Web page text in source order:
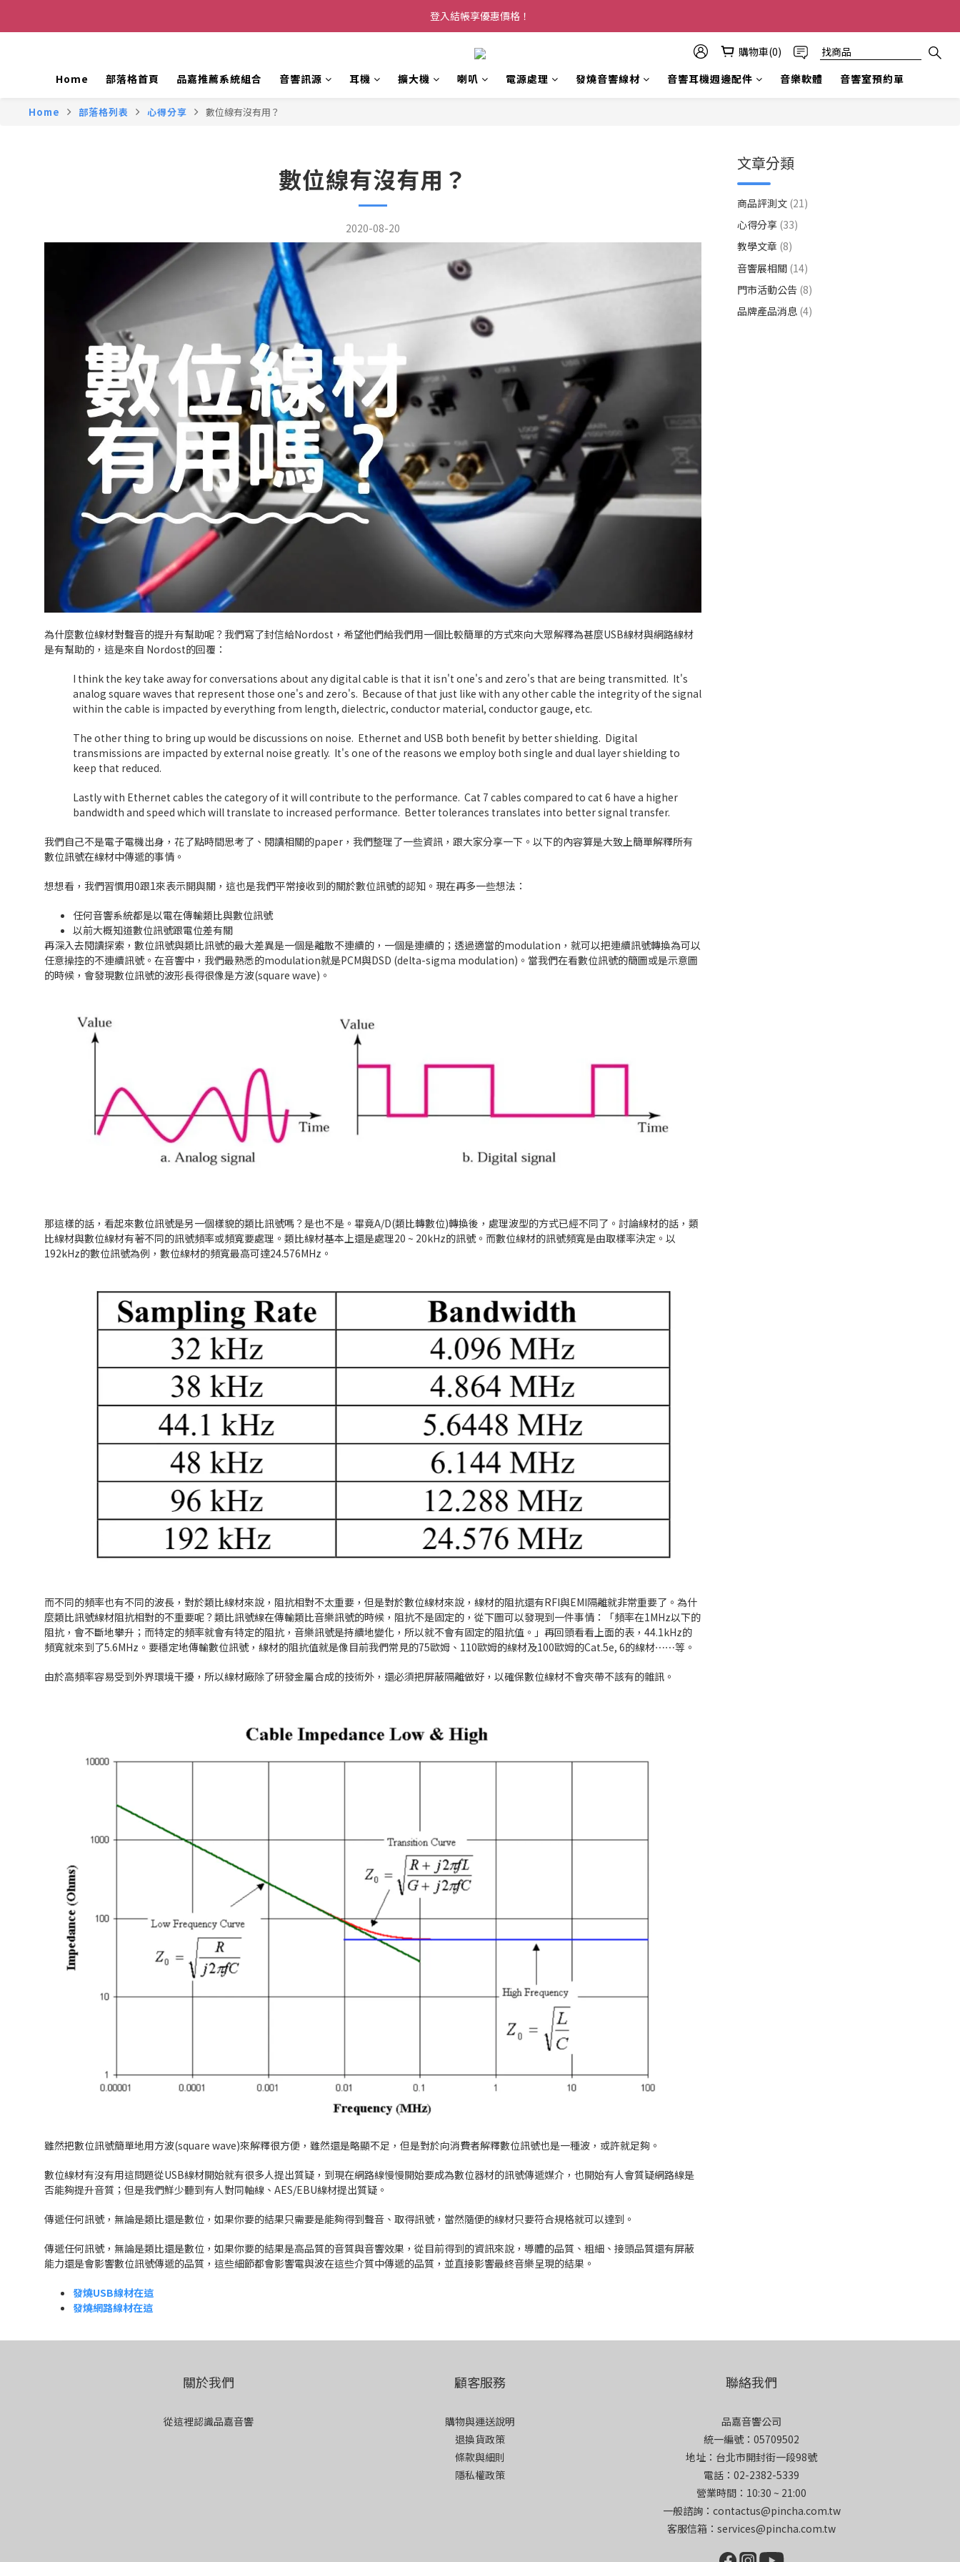
登入結帳享優惠價格！
購物車(0)
Home
部落格首頁 品嘉推薦系統組合 音響訊源 耳機 擴大機 喇叭 電源處理 發燒音響線材 音響耳機週邊配件 音樂軟體 音響室預約單
Home 部落格列表 心得分享 數位線有沒有用？
數位線有沒有用？
2020-08-20
為什麼數位線材對聲音的提升有幫助呢？我們寫了封信給Nordost，希望他們給我們用一個比較簡單的方式來向大眾解釋為甚麼USB線材與網路線材
是有幫助的，這是來自 Nordost的回覆：
I think the key take away for conversations about any digital cable is that it isn't one's and zero's that are being transmitted. It's
analog square waves that represent those one's and zero's. Because of that just like with any other cable the integrity of the signal
within the cable is impacted by everything from length, dielectric, conductor material, conductor gauge, etc.
The other thing to bring up would be discussions on noise. Ethernet and USB both benefit by better shielding. Digital
transmissions are impacted by external noise greatly. It's one of the reasons we employ both single and dual layer shielding to
keep that reduced.
Lastly with Ethernet cables the category of it will contribute to the performance. Cat 7 cables compared to cat 6 have a higher
bandwidth and speed which will translate to increased performance. Better tolerances translates into better signal transfer.
我們自己不是電子電機出身，花了點時間思考了、閱讀相關的paper，我們整理了一些資訊，跟大家分享一下。以下的內容算是大致上簡單解釋所有
數位訊號在線材中傳遞的事情。
想想看，我們習慣用0跟1來表示開與關，這也是我們平常接收到的關於數位訊號的認知。現在再多一些想法：
任何音響系統都是以電在傳輸類比與數位訊號
以前大概知道數位訊號跟電位差有關
再深入去閱讀探索，數位訊號與類比訊號的最大差異是一個是離散不連續的，一個是連續的；透過適當的modulation，就可以把連續訊號轉換為可以
任意操控的不連續訊號。在音響中，我們最熟悉的modulation就是PCM與DSD (delta-sigma modulation)。當我們在看數位訊號的簡圖或是示意圖
的時候，會發現數位訊號的波形長得很像是方波(square wave)。
那這樣的話，看起來數位訊號是另一個樣貌的類比訊號嗎？是也不是。畢竟A/D(類比轉數位)轉換後，處理波型的方式已經不同了。討論線材的話，類
比線材與數位線材有著不同的訊號頻率或頻寬要處理。類比線材基本上還是處理20 ~ 20kHz的訊號。而數位線材的訊號頻寬是由取樣率決定。以
192kHz的數位訊號為例，數位線材的頻寬最高可達24.576MHz。
而不同的頻率也有不同的波長，對於類比線材來說，阻抗相對不太重要，但是對於數位線材來說，線材的阻抗還有RFI與EMI隔離就非常重要了。為什
麼類比訊號線材阻抗相對的不重要呢？類比訊號線在傳輸類比音樂訊號的時候，阻抗不是固定的，從下圖可以發現到一件事情：「頻率在1MHz以下的
阻抗，會不斷地攀升；而特定的頻率就會有特定的阻抗，音樂訊號是持續地變化，所以就不會有固定的阻抗值。」再回頭看看上面的表，44.1kHz的
頻寬就來到了5.6MHz。要穩定地傳輸數位訊號，線材的阻抗值就是像目前我們常見的75歐姆、110歐姆的線材及100歐姆的Cat.5e, 6的線材⋯⋯等。
由於高頻率容易受到外界環境干擾，所以線材廠除了研發金屬合成的技術外，還必須把屏蔽隔離做好，以確保數位線材不會夾帶不該有的雜訊。
雖然把數位訊號簡單地用方波(square wave)來解釋很方便，雖然還是略顯不足，但是對於向消費者解釋數位訊號也是一種波，或許就足夠。
數位線材有沒有用這問題從USB線材開始就有很多人提出質疑，到現在網路線慢慢開始要成為數位器材的訊號傳遞媒介，也開始有人會質疑網路線是
否能夠提升音質；但是我們鮮少聽到有人對同軸線、AES/EBU線材提出質疑。
傳遞任何訊號，無論是類比還是數位，如果你要的結果只需要是能夠得到聲音、取得訊號，當然隨便的線材只要符合規格就可以達到。
傳遞任何訊號，無論是類比還是數位，如果你要的結果是高品質的音質與音響效果，從目前得到的資訊來說，導體的品質、粗細、接頭品質還有屏蔽
能力還是會影響數位訊號傳遞的品質，這些細節都會影響電與波在這些介質中傳遞的品質，並直接影響最終音樂呈現的結果。
發燒USB線材在這
發燒網路線材在這
文章分類
商品評測文 (21)
心得分享 (33)
教學文章 (8)
音響展相關 (14)
門市活動公告 (8)
品牌產品消息 (4)
關於我們
從這裡認識品嘉音響
顧客服務
購物與運送說明
退換貨政策
條款與細則
隱私權政策
聯絡我們
品嘉音響公司
統一編號：05709502
地址：台北市開封街一段98號
電話：02-2382-5339
營業時間：10:30 ~ 21:00
一般諮詢：contactus@pincha.com.tw
客服信箱：services@pincha.com.tw